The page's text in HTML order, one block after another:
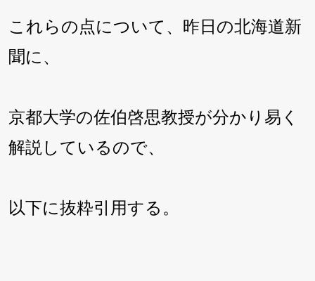
これらの点について、昨日の北海道新
聞に、
京都大学の佐伯啓思教授が分かり易く
解説しているので、
以下に抜粋引用する。